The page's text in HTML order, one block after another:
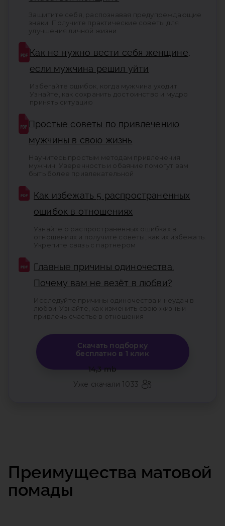
Защитите себя, распознавая предупреждающие
знаки. Получите практические советы для
улучшения личной жизни
Как не нужно вести себя женщине,
если мужчина решил уйти
Избегайте ошибок, когда мужчина уходит.
Узнайте, как сохранить достоинство и мудро
принять ситуацию
Простые советы по привлечению
мужчины в свою жизнь
Научитесь простым методам привлечения
мужчин. Уверенность и обаяние помогут вам
быть более привлекательной
Как избежать 5 распространенных
ошибок в отношениях
Узнайте о распространенных ошибках в
отношениях и получите советы, как их избежать.
Укрепите связь с партнером
Главные причины одиночества.
Почему вам не везёт в любви?
Исследуйте причины одиночества и неудач в
любви. Узнайте, как изменить свою жизнь и
привлечь счастье в отношения
Скачать подборку
бесплатно в 1 клик
Уже скачали 1033
Преимущества матовой
помады